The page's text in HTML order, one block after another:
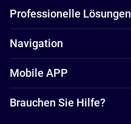
Professionelle Lösungen
Navigation
Mobile APP
Brauchen Sie Hilfe?